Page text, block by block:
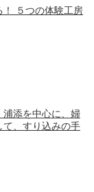
！ ５つの体験工房
浦添を中心に、婦
て、すり込みの手